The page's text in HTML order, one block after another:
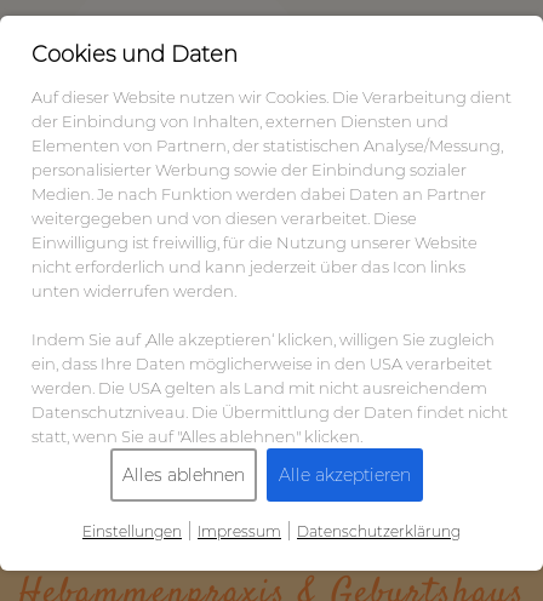
Cookies und Daten
Auf dieser Website nutzen wir Cookies. Die Verarbeitung dient
der Einbindung von Inhalten, externen Diensten und
Elementen von Partnern, der statistischen Analyse/Messung,
personalisierter Werbung sowie der Einbindung sozialer
Medien. Je nach Funktion werden dabei Daten an Partner
weitergegeben und von diesen verarbeitet. Diese
Einwilligung ist freiwillig, für die Nutzung unserer Website
nicht erforderlich und kann jederzeit über das Icon links
unten widerrufen werden.
Indem Sie auf ‚Alle akzeptieren‘ klicken, willigen Sie zugleich
ein, dass Ihre Daten möglicherweise in den USA verarbeitet
werden. Die USA gelten als Land mit nicht ausreichendem
Datenschutzniveau. Die Übermittlung der Daten findet nicht
statt, wenn Sie auf "Alles ablehnen" klicken.
Alles ablehnen Alle akzeptieren
Einstellungen | Impressum | Datenschutzerklärung